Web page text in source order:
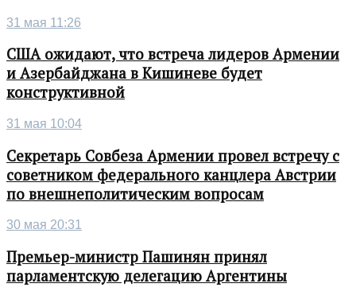
31 мая 11:26
США ожидают, что встреча лидеров Армении
и Азербайджана в Кишиневе будет
конструктивной
31 мая 10:04
Секретарь Совбеза Армении провел встречу с
советником федерального канцлера Австрии
по внешнеполитическим вопросам
30 мая 20:31
Премьер-министр Пашинян принял
парламентскую делегацию Аргентины